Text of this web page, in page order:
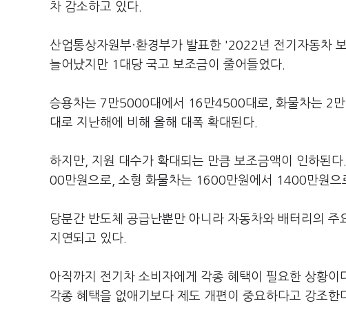
차 감소하고 있다.
산업통상자원부·환경부가 발표한 '2022년 전기자동차
늘어났지만 1대당 국고 보조금이 줄어들었다.
승용차는 7만5000대에서 16만4500대로, 화물차는 2
대로 지난해에 비해 올해 대폭 확대된다.
하지만, 지원 대수가 확대되는 만큼 보조금액이 인하된
00만원으로, 소형 화물차는 1600만원에서 1400만원
당분간 반도체 공급난뿐만 아니라 자동차와 배터리의
지연되고 있다.
아직까지 전기차 소비자에게 각종 혜택이 필요한 상황
각종 혜택을 없애기보다 제도 개편이 중요하다고 강조한